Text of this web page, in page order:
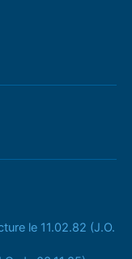
le 11.02.82 (J.O.